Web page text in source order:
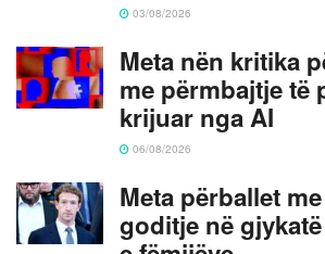
03/08/2026
Meta nën kritika
me përmbajtje të
krijuar nga AI
06/08/2026
Meta përballet
goditje në